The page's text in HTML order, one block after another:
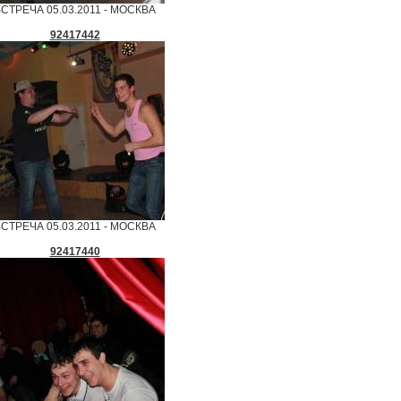
05.03.2011 - МОСКВА
92417442
05.03.2011 - МОСКВА
92417440